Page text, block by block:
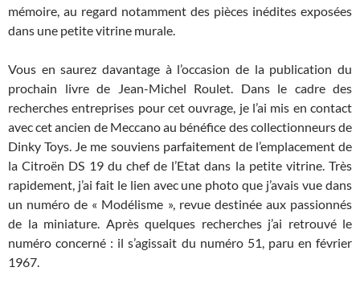
mémoire, au regard notamment des pièces inédites exposées
dans une petite vitrine murale.
Vous en saurez davantage à l’occasion de la publication du
prochain livre de Jean-Michel Roulet. Dans le cadre des
recherches entreprises pour cet ouvrage, je l’ai mis en contact
avec cet ancien de Meccano au bénéfice des collectionneurs de
Dinky Toys. Je me souviens parfaitement de l’emplacement de
la Citroën DS 19 du chef de l’Etat dans la petite vitrine. Très
rapidement, j’ai fait le lien avec une photo que j’avais vue dans
un numéro de « Modélisme », revue destinée aux passionnés
de la miniature. Après quelques recherches j’ai retrouvé le
numéro concerné : il s’agissait du numéro 51, paru en février
1967.